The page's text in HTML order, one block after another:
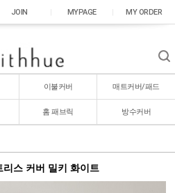
JOIN MYPAGE MY ORDER
이불커버 매트커버/패드
홈 패브릭 방수커버
리스 커버 밀키 화이트